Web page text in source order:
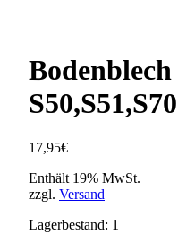
S50,S51,S70
17,95€
Enthält 19% MwSt.
zzgl. Versand
Lagerbestand: 1